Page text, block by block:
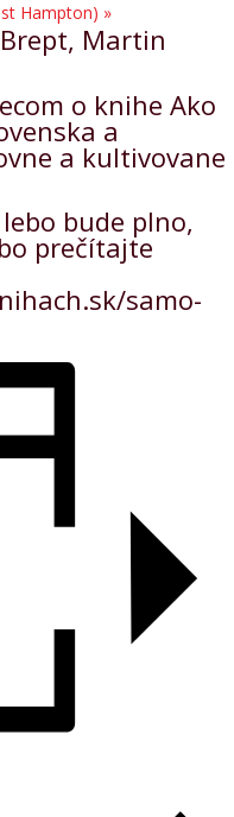
Hampton) »
Martin
o knihe Ako
a
a kultivovane
bude plno,
prečítajte
samo-